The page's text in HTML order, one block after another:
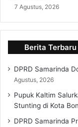
7 Agustus, 2026
Berita Terbaru
DPRD Samarinda
Agustus, 2026
Pupuk Kaltim
Stunting di Kota
DPRD Samarinda